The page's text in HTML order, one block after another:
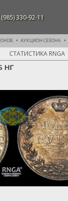
330-92-11
АУКЦИОН СЕЗОНА
СТАТИСТИКА RNGA
НГ